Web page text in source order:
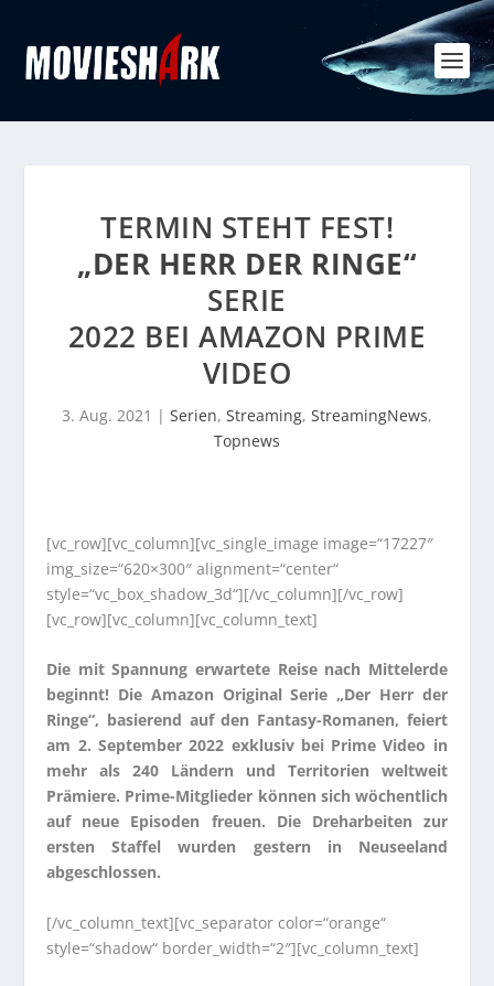
TERMIN STEHT FEST!
„DER HERR DER RINGE“
SERIE
2022 BEI AMAZON PRIME
VIDEO
3. Aug. 2021 | Serien, Streaming, StreamingNews,
Topnews
[vc_row][vc_column][vc_single_image image=“17227″
img_size=“620×300″ alignment=“center“
style=“vc_box_shadow_3d“][/vc_column][/vc_row]
[vc_row][vc_column][vc_column_text]
Die mit Spannung erwartete Reise nach Mittelerde
beginnt! Die Amazon Original Serie „Der Herr der
Ringe“, basierend auf den Fantasy-Romanen, feiert
am 2. September 2022 exklusiv bei Prime Video in
mehr als 240 Ländern und Territorien weltweit
Prämiere. Prime-Mitglieder können sich wöchentlich
auf neue Episoden freuen. Die Dreharbeiten zur
ersten Staffel wurden gestern in Neuseeland
abgeschlossen.
[/vc_column_text][vc_separator color=“orange“
style=“shadow“ border_width=“2″][vc_column_text]